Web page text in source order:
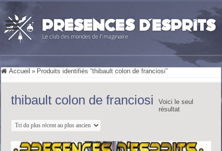
Accueil » Produits identifiés “thibault colon de franciosi”
thibault colon de franciosi
Voici le seul
résultat